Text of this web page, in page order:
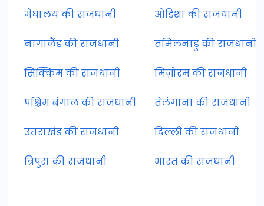
मेघालय की राजधानी ओडिशा की राजधानी
नागालैंड की राजधानी तमिलनाडु की राजधानी
सिक्किम की राजधानी मिज़ोरम की राजधानी
पश्चिम बंगाल की राजधानी तेलंगाना की राजधानी
उत्तराखंड की राजधानी दिल्ली की राजधानी
त्रिपुरा की राजधानी भारत की राजधानी